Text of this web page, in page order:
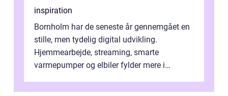
inspiration
Bornholm har de seneste år gennemgået en
stille, men tydelig digital udvikling.
Hjemmearbejde, streaming, smarte
varmepumper og elbiler fylder mere i
velfungerende ele...